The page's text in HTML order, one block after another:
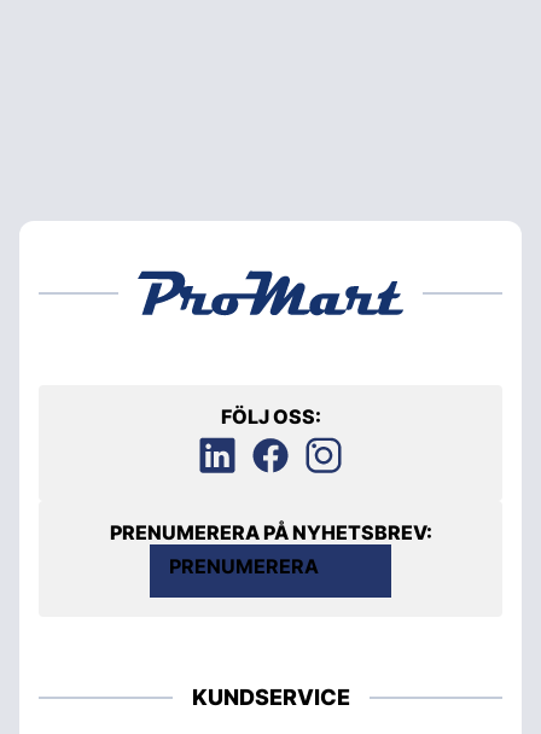
FÖLJ OSS:
PRENUMERERA PÅ NYHETSBREV:
PRENUMERERA
KUNDSERVICE